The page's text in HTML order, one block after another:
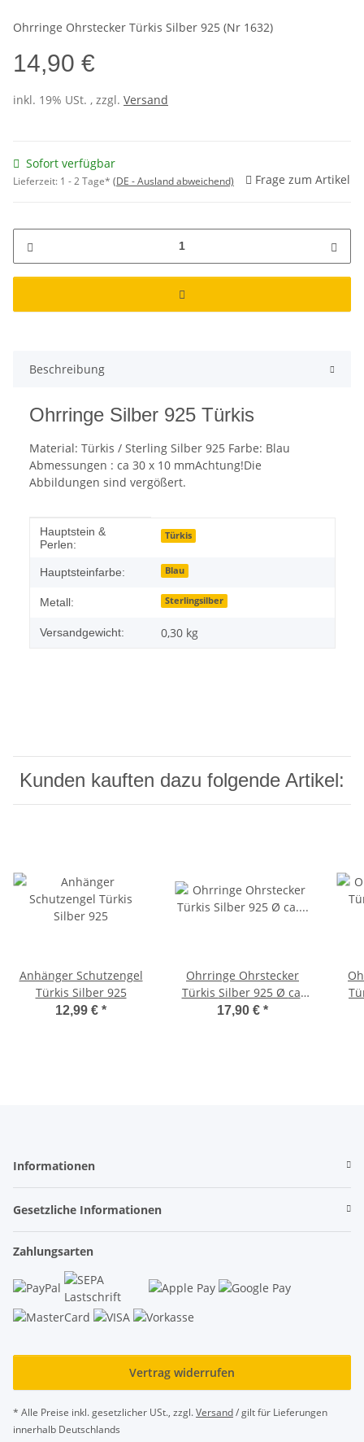
Ohrringe Ohrstecker Türkis Silber 925 (Nr 1632)
14,90 €
inkl. 19% USt. , zzgl. Versand
Sofort verfügbar
Lieferzeit: 1 - 2 Tage* (DE - Ausland abweichend) Frage zum Artikel
Beschreibung
Ohrringe Silber 925 Türkis
Material: Türkis / Sterling Silber 925 Farbe: Blau
Abmessungen : ca 30 x 10 mmAchtung!Die
Abbildungen sind vergößert.
Produkteigenschaft
Wert
Hauptstein &
Perlen:
Türkis
Hauptsteinfarbe: Blau
Metall: Sterlingsilber
Versandgewicht: 0,30 kg
Kunden kauften dazu folgende Artikel:
Anhänger Schutzengel
Türkis Silber 925
12,99 € *
Ohrringe Ohrstecker
Türkis Silber 925 Ø ca.
11 mm (Nr 1812-1)
17,90 € *
Türkis
Informationen
Gesetzliche Informationen
Zahlungsarten
Vertrag widerrufen
* Alle Preise inkl. gesetzlicher USt., zzgl.Versand/ gilt für Lieferungen
innerhalb Deutschlands